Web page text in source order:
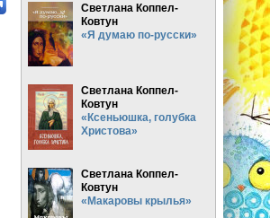
Светлана Коппел-
Ковтун
«Я думаю по-русски»
Светлана Коппел-
Ковтун
«Ксеньюшка, голубка
Христова»
Светлана Коппел-
Ковтун
«Макаровы крылья»